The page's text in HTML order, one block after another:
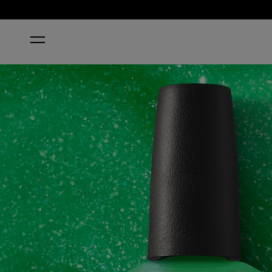
ACCUEIL LIME OF MY LIFE